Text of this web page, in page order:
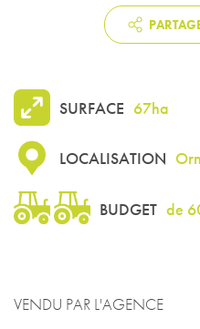
SURFACE 67ha
LOCALISATION
BUDGET de
VENDU PAR L'AGENCE